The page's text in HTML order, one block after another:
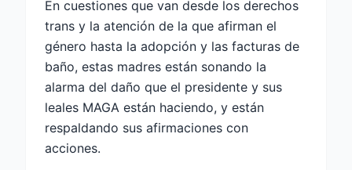
En cuestiones que van desde los derechos
trans y la atención de la que afirman el
género hasta la adopción y las facturas de
baño, estas madres están sonando la
alarma del daño que el presidente y sus
leales MAGA están haciendo, y están
respaldando sus afirmaciones con
acciones.